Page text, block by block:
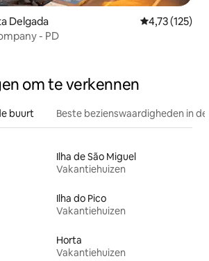
Delgada Gemiddelde
4,73 (125)
- PD
om te verkennen
buurt Beste bezienswaardigheden in
Ilha de São Miguel
Vakantiehuizen
Ilha do Pico
Vakantiehuizen
Horta
Vakantiehuizen